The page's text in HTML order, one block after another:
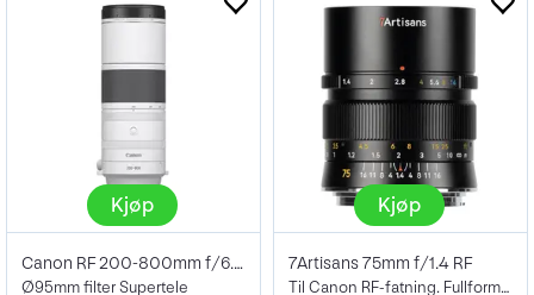
Kjøp
Canon RF 200-800mm f/6.3-9 IS USM
Ø95mm filter Supertele
Kjøp
7Artisans 75mm f/1.4 RF
Til Canon RF-fatning. Fullformat. Sort